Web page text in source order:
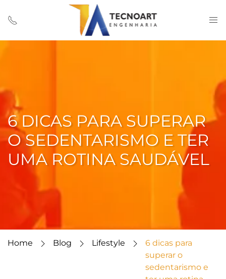
6 DICAS PARA SUPERAR
O SEDENTARISMO E TER
UMA ROTINA SAUDÁVEL
Home Blog Lifestyle
6 dicas para
superar o
sedentarismo e